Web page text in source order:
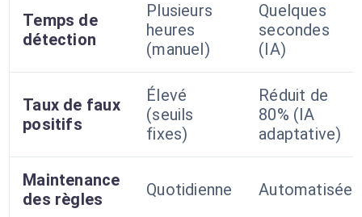
Temps de
détection
Plusieurs
heures
(manuel)
Quelques
secondes
(IA)
Taux de faux
positifs
Élevé
(seuils
fixes)
Réduit de
80% (IA
adaptative)
Maintenance
des règles
Quotidienne Automatisée